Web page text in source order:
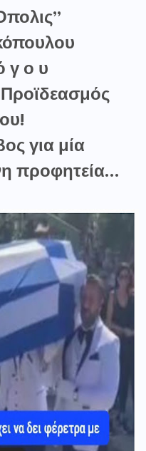
γ ο υ
για μία
προφητεία…